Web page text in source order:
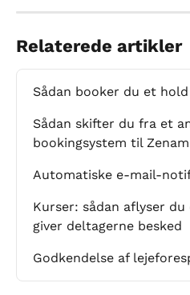
Relaterede artikler
Sådan booker du et hold
Sådan skifter du fra et
bookingsystem til
Automatiske e-mail-
Kurser: sådan aflyser
giver deltagerne besked
Godkendelse af